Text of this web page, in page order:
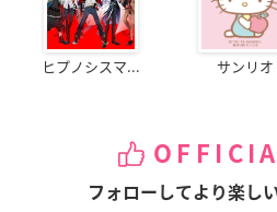
ヒプノシスマ... サンリオ
フォローしてより楽し